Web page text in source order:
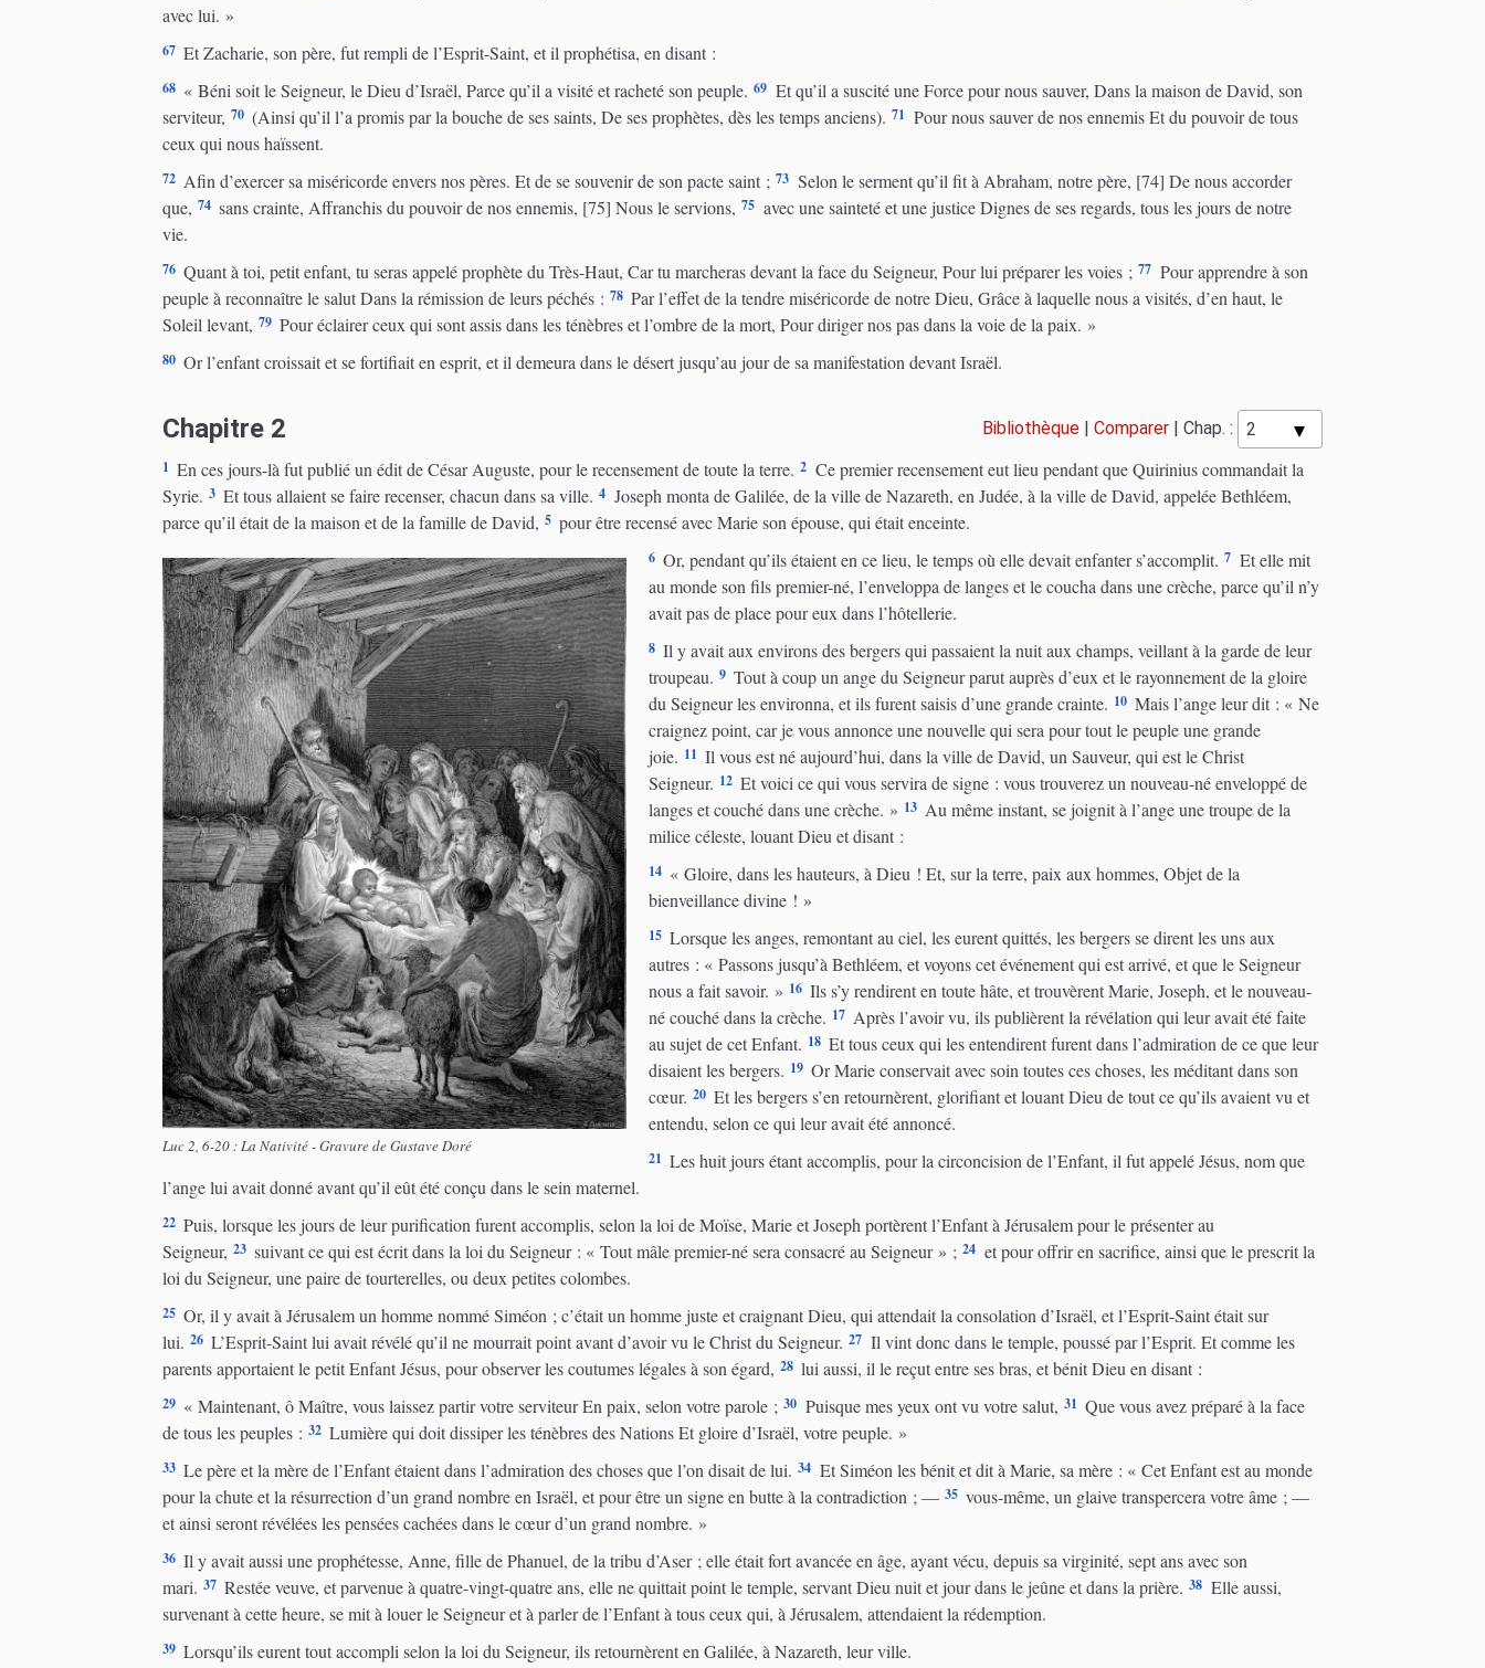
avec lui. »
67 Et Zacharie, son père, fut rempli de l’Esprit-Saint, et il prophétisa, en disant :
68 « Béni soit le Seigneur, le Dieu d’Israël, Parce qu’il a visité et racheté son peuple. 69 Et qu’il a suscité une Force pour nous sauver, Dans la maison de David, son
serviteur, 70 (Ainsi qu’il l’a promis par la bouche de ses saints, De ses prophètes, dès les temps anciens). 71 Pour nous sauver de nos ennemis Et du pouvoir de tous
ceux qui nous haïssent.
72 Afin d’exercer sa miséricorde envers nos pères. Et de se souvenir de son pacte saint ; 73 Selon le serment qu’il fit à Abraham, notre père, [74] De nous accorder
que, 74 sans crainte, Affranchis du pouvoir de nos ennemis, [75] Nous le servions, 75 avec une sainteté et une justice Dignes de ses regards, tous les jours de notre
vie.
76 Quant à toi, petit enfant, tu seras appelé prophète du Très-Haut, Car tu marcheras devant la face du Seigneur, Pour lui préparer les voies ; 77 Pour apprendre à son
peuple à reconnaître le salut Dans la rémission de leurs péchés : 78 Par l’effet de la tendre miséricorde de notre Dieu, Grâce à laquelle nous a visités, d’en haut, le
Soleil levant, 79 Pour éclairer ceux qui sont assis dans les ténèbres et l’ombre de la mort, Pour diriger nos pas dans la voie de la paix. »
80 Or l’enfant croissait et se fortifiait en esprit, et il demeura dans le désert jusqu’au jour de sa manifestation devant Israël.
Chapitre 2 Bibliothèque Comparer Chap. :
1 En ces jours-là fut publié un édit de César Auguste, pour le recensement de toute la terre. 2 Ce premier recensement eut lieu pendant que Quirinius commandait la
Syrie. 3 Et tous allaient se faire recenser, chacun dans sa ville. 4 Joseph monta de Galilée, de la ville de Nazareth, en Judée, à la ville de David, appelée Bethléem,
parce qu’il était de la maison et de la famille de David, 5 pour être recensé avec Marie son épouse, qui était enceinte.
Luc 2, 6-20 : La Nativité - Gravure de Gustave Doré
6 Or, pendant qu’ils étaient en ce lieu, le temps où elle devait enfanter s’accomplit. 7 Et elle mit
au monde son fils premier-né, l’enveloppa de langes et le coucha dans une crèche, parce qu’il n’y
avait pas de place pour eux dans l’hôtellerie.
8 Il y avait aux environs des bergers qui passaient la nuit aux champs, veillant à la garde de leur
troupeau. 9 Tout à coup un ange du Seigneur parut auprès d’eux et le rayonnement de la gloire
du Seigneur les environna, et ils furent saisis d’une grande crainte. 10 Mais l’ange leur dit : « Ne
craignez point, car je vous annonce une nouvelle qui sera pour tout le peuple une grande
joie. 11 Il vous est né aujourd’hui, dans la ville de David, un Sauveur, qui est le Christ
Seigneur. 12 Et voici ce qui vous servira de signe : vous trouverez un nouveau-né enveloppé de
langes et couché dans une crèche. » 13 Au même instant, se joignit à l’ange une troupe de la
milice céleste, louant Dieu et disant :
14 « Gloire, dans les hauteurs, à Dieu ! Et, sur la terre, paix aux hommes, Objet de la
bienveillance divine ! »
15 Lorsque les anges, remontant au ciel, les eurent quittés, les bergers se dirent les uns aux
autres : « Passons jusqu’à Bethléem, et voyons cet événement qui est arrivé, et que le Seigneur
nous a fait savoir. » 16 Ils s’y rendirent en toute hâte, et trouvèrent Marie, Joseph, et le nouveau-
né couché dans la crèche. 17 Après l’avoir vu, ils publièrent la révélation qui leur avait été faite
au sujet de cet Enfant. 18 Et tous ceux qui les entendirent furent dans l’admiration de ce que leur
disaient les bergers. 19 Or Marie conservait avec soin toutes ces choses, les méditant dans son
cœur. 20 Et les bergers s’en retournèrent, glorifiant et louant Dieu de tout ce qu’ils avaient vu et
entendu, selon ce qui leur avait été annoncé.
21 Les huit jours étant accomplis, pour la circoncision de l’Enfant, il fut appelé Jésus, nom que
l’ange lui avait donné avant qu’il eût été conçu dans le sein maternel.
22 Puis, lorsque les jours de leur purification furent accomplis, selon la loi de Moïse, Marie et Joseph portèrent l’Enfant à Jérusalem pour le présenter au
Seigneur, 23 suivant ce qui est écrit dans la loi du Seigneur : « Tout mâle premier-né sera consacré au Seigneur » ; 24 et pour offrir en sacrifice, ainsi que le prescrit la
loi du Seigneur, une paire de tourterelles, ou deux petites colombes.
25 Or, il y avait à Jérusalem un homme nommé Siméon ; c’était un homme juste et craignant Dieu, qui attendait la consolation d’Israël, et l’Esprit-Saint était sur
lui. 26 L’Esprit-Saint lui avait révélé qu’il ne mourrait point avant d’avoir vu le Christ du Seigneur. 27 Il vint donc dans le temple, poussé par l’Esprit. Et comme les
parents apportaient le petit Enfant Jésus, pour observer les coutumes légales à son égard, 28 lui aussi, il le reçut entre ses bras, et bénit Dieu en disant :
29 « Maintenant, ô Maître, vous laissez partir votre serviteur En paix, selon votre parole ; 30 Puisque mes yeux ont vu votre salut, 31 Que vous avez préparé à la face
de tous les peuples : 32 Lumière qui doit dissiper les ténèbres des Nations Et gloire d’Israël, votre peuple. »
33 Le père et la mère de l’Enfant étaient dans l’admiration des choses que l’on disait de lui. 34 Et Siméon les bénit et dit à Marie, sa mère : « Cet Enfant est au monde
pour la chute et la résurrection d’un grand nombre en Israël, et pour être un signe en butte à la contradiction ; — 35 vous-même, un glaive transpercera votre âme ; —
et ainsi seront révélées les pensées cachées dans le cœur d’un grand nombre. »
36 Il y avait aussi une prophétesse, Anne, fille de Phanuel, de la tribu d’Aser ; elle était fort avancée en âge, ayant vécu, depuis sa virginité, sept ans avec son
mari. 37 Restée veuve, et parvenue à quatre-vingt-quatre ans, elle ne quittait point le temple, servant Dieu nuit et jour dans le jeûne et dans la prière. 38 Elle aussi,
survenant à cette heure, se mit à louer le Seigneur et à parler de l’Enfant à tous ceux qui, à Jérusalem, attendaient la rédemption.
39 Lorsqu’ils eurent tout accompli selon la loi du Seigneur, ils retournèrent en Galilée, à Nazareth, leur ville.